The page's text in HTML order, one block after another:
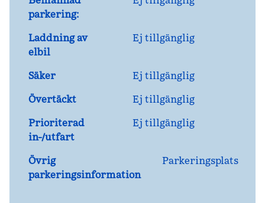
parkering:
Laddning av
elbil
Ej tillgänglig
Säker
Ej tillgänglig
Övertäckt
Ej tillgänglig
Prioriterad
in-/utfart
Ej tillgänglig
Övrig
parkeringsinformation
Parkeringsplats